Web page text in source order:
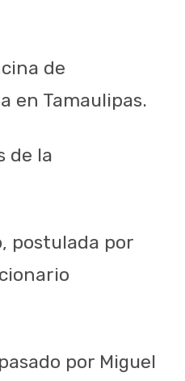
de
en Tamaulipas.
de la
postulada por
por Miguel